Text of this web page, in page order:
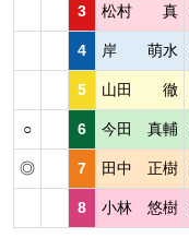
3 松村 真
4 岸 萌水
5 山田 徹
○ 6 今田 真輔
◎ 7 田中 正樹
8 小林 悠樹